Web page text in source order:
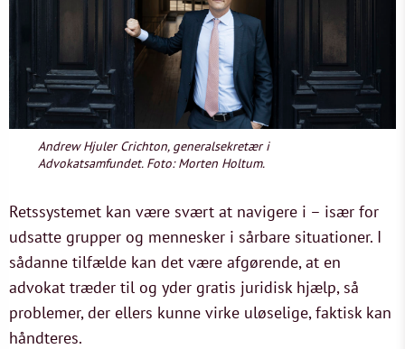
Andrew Hjuler Crichton, generalsekretær i
Advokatsamfundet. Foto: Morten Holtum.
Retssystemet kan være svært at navigere i – især for
udsatte grupper og mennesker i sårbare situationer. I
sådanne tilfælde kan det være afgørende, at en
advokat træder til og yder gratis juridisk hjælp, så
problemer, der ellers kunne virke uløselige, faktisk kan
håndteres.